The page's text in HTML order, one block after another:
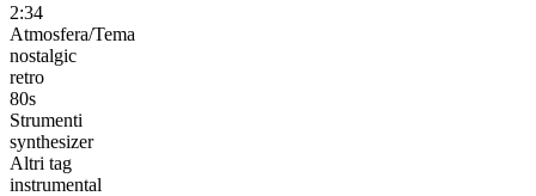
2:34
Atmosfera/Tema
nostalgic
retro
80s
Strumenti
synthesizer
Altri tag
instrumental